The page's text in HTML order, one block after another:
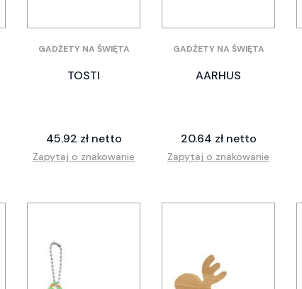
GADŻETY NA ŚWIĘTA
TOSTI
45.92 zł netto
Zapytaj o znakowanie
GADŻETY NA ŚWIĘTA
AARHUS
20.64 zł netto
Zapytaj o znakowanie